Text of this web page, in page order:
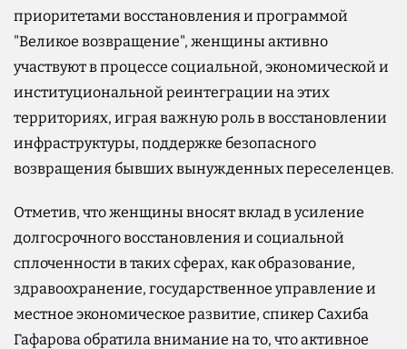
приоритетами восстановления и программой
"Великое возвращение", женщины активно
участвуют в процессе социальной, экономической и
институциональной реинтеграции на этих
территориях, играя важную роль в восстановлении
инфраструктуры, поддержке безопасного
возвращения бывших вынужденных переселенцев.
Отметив, что женщины вносят вклад в усиление
долгосрочного восстановления и социальной
сплоченности в таких сферах, как образование,
здравоохранение, государственное управление и
местное экономическое развитие, спикер Сахиба
Гафарова обратила внимание на то, что активное